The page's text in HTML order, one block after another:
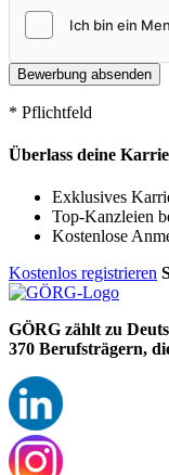
* Pflichtfeld
Überlass deine
Exklusives
Top-Kanzleien
Kostenlose
Kostenlos registrieren
GÖRG zählt zu
370 Berufsträgern,